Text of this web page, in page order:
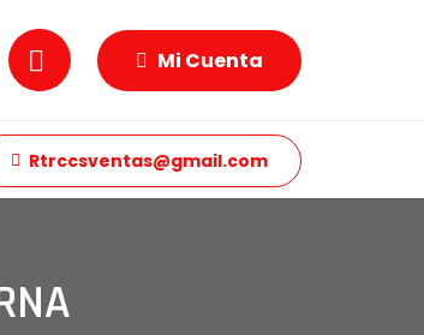
Mi Cuenta
Rtrccsventas@gmail.com